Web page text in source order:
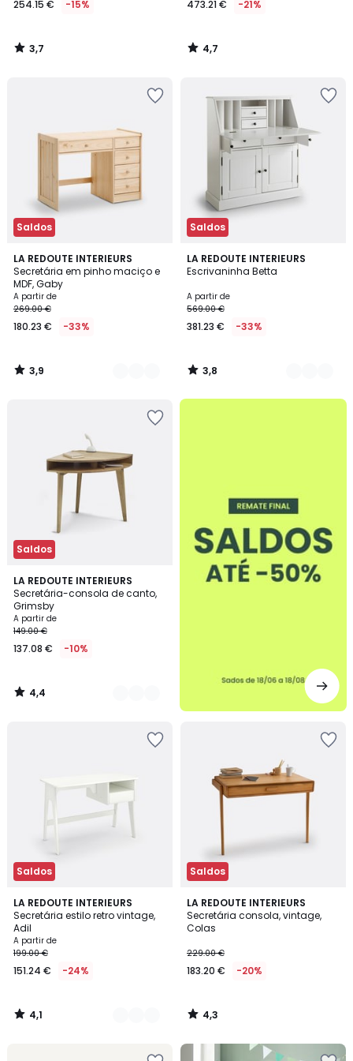
em
de
299.00
aplicado.
254.15 € -15%
3,7
/
473.21 € -21%
4,7
/
Saldos
LA REDOUTE INTERIEURS
Secretária em pinho maciço e
MDF, Gaby
A partir de
269.00 €
180.23 € -33%
3,9
/ 5
2
Cores
3,9
/
Saldos
LA REDOUTE INTERIEURS
Escrivaninha Betta
A partir de
569.00 €
381.23 € -33%
3,8
/ 5
2
Cores
3,8
/
Saldos
LA REDOUTE INTERIEURS
Secretária-consola de canto,
Grimsby
A partir de
149.00 €
137.08 € -10%
4,4
/ 5
2
Cores
4,4
/
até
Saldos
LA REDOUTE INTERIEURS
Secretária estilo retro vintage,
Adil
A partir de
199.00 €
151.24 € -24%
4,1
/ 5
4
Cores
4,1
/
Saldos
LA REDOUTE INTERIEURS
Secretária consola, vintage,
Colas
229.00 €
183.20 € -20%
4,3
/ 5
4,3
/